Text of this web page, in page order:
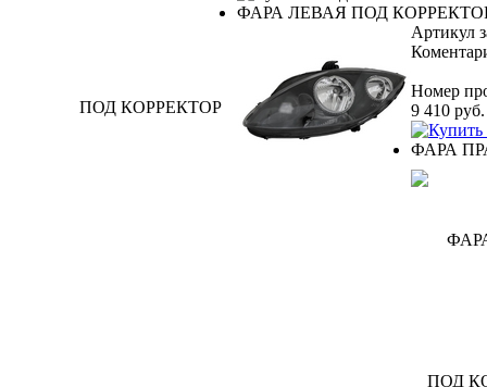
ФАРА ЛЕВАЯ ПОД
Артикул
Номер
9 410 руб.
ФАРА